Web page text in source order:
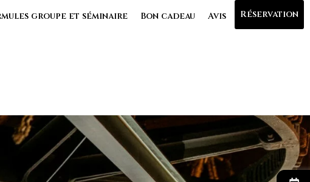
groupe et séminaire Bon cadeau Avis Réservation